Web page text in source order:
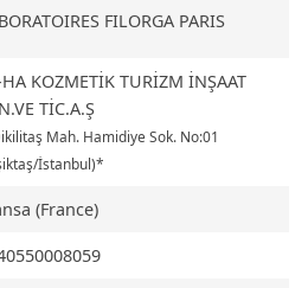
FILORGA PARIS
HA KOZMETİK TURİZM İNŞAAT
TİC.A.Ş
Mah. Hamidiye Sok. No:01
İstanbul)*
(France)